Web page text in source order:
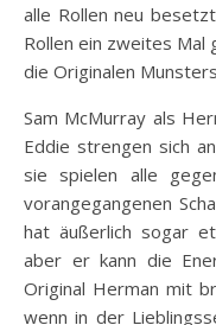
alle Rollen neu
Rollen ein zweites Mal
die Originalen
Sam McMurray als
Eddie strengen sich
sie spielen alle
vorangegangenen
hat äußerlich sogar
aber er kann die
Original Herman mit
wenn in der